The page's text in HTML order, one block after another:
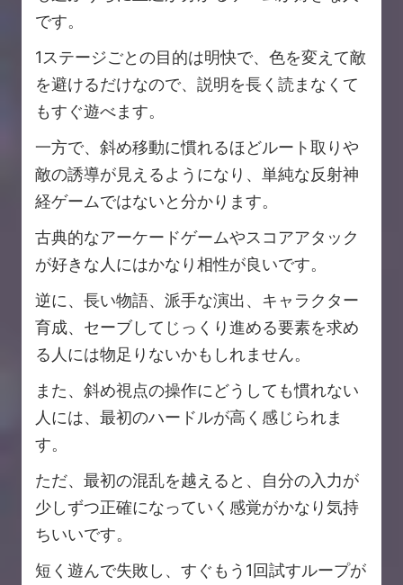
です。
1ステージごとの目的は明快で、色を変えて敵
を避けるだけなので、説明を長く読まなくて
もすぐ遊べます。
一方で、斜め移動に慣れるほどルート取りや
敵の誘導が見えるようになり、単純な反射神
経ゲームではないと分かります。
古典的なアーケードゲームやスコアアタック
が好きな人にはかなり相性が良いです。
逆に、長い物語、派手な演出、キャラクター
育成、セーブしてじっくり進める要素を求め
る人には物足りないかもしれません。
また、斜め視点の操作にどうしても慣れない
人には、最初のハードルが高く感じられま
す。
ただ、最初の混乱を越えると、自分の入力が
少しずつ正確になっていく感覚がかなり気持
ちいいです。
短く遊んで失敗し、すぐもう1回試すループが